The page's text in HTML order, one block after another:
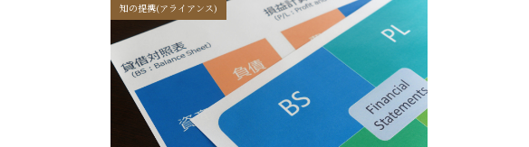
知の提携(アライアンス)